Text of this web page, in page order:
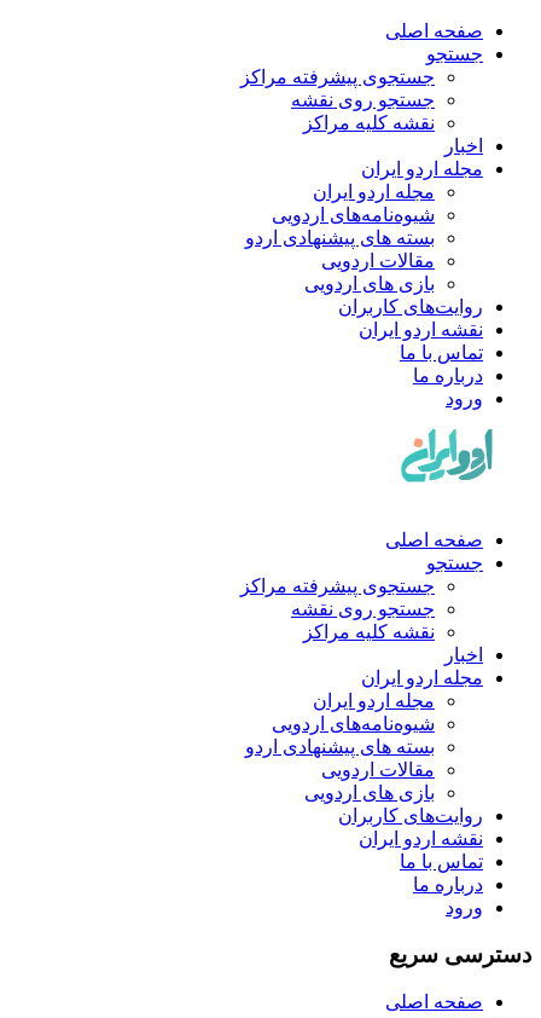
صفحه اصلی
جستجو
جستجوی پیشرفته مراکز
جستجو روی نقشه
نقشه کلیه مراکز
اخبار
مجله اردو ایران
مجله اردو ایران
شیوه‌نامه‌های اردویی
بسته های پیشنهادی اردو
مقالات اردویی
بازی های اردویی
روایت‌های کاربران
نقشه اردو ایران
تماس با ما
درباره ما
ورود
صفحه اصلی
جستجو
جستجوی پیشرفته مراکز
جستجو روی نقشه
نقشه کلیه مراکز
اخبار
مجله اردو ایران
مجله اردو ایران
شیوه‌نامه‌های اردویی
بسته های پیشنهادی اردو
مقالات اردویی
بازی های اردویی
روایت‌های کاربران
نقشه اردو ایران
تماس با ما
درباره ما
ورود
دسترسی سریع
صفحه اصلی